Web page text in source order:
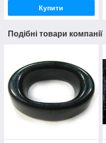
Купити
Подібні товари компанії